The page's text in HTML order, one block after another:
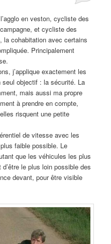
en veston, cycliste des
et cycliste des
la cohabitation avec certains
Principalement
j’applique exactement les
objectif : la sécurité. La
mais aussi ma propre
à prendre en compte,
risquent une petite
de vitesse avec les
faible possible. Le
que les véhicules les plus
le plus loin possible des
devant, pour être visible